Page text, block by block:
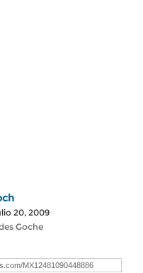
20, 2009
Goche